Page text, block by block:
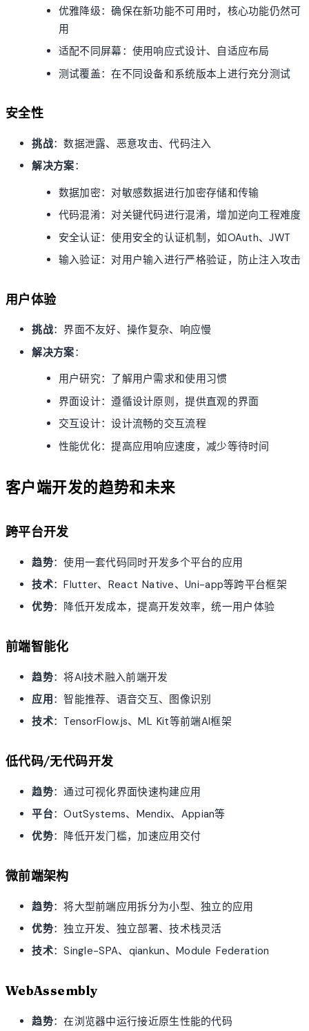
优雅降级：确保在新功能不可用时，核心功能仍然可
用
适配不同屏幕：使用响应式设计、自适应布局
测试覆盖：在不同设备和系统版本上进行充分测试
安全性
挑战：数据泄露、恶意攻击、代码注入
解决方案：
数据加密：对敏感数据进行加密存储和传输
代码混淆：对关键代码进行混淆，增加逆向工程难度
安全认证：使用安全的认证机制，如OAuth、JWT
输入验证：对用户输入进行严格验证，防止注入攻击
用户体验
挑战：界面不友好、操作复杂、响应慢
解决方案：
用户研究：了解用户需求和使用习惯
界面设计：遵循设计原则，提供直观的界面
交互设计：设计流畅的交互流程
性能优化：提高应用响应速度，减少等待时间
客户端开发的趋势和未来
跨平台开发
趋势：使用一套代码同时开发多个平台的应用
技术：Flutter、React Native、Uni-app等跨平台框架
优势：降低开发成本，提高开发效率，统一用户体验
前端智能化
趋势：将AI技术融入前端开发
应用：智能推荐、语音交互、图像识别
技术：TensorFlow.js、ML Kit等前端AI框架
低代码/无代码开发
趋势：通过可视化界面快速构建应用
平台：OutSystems、Mendix、Appian等
优势：降低开发门槛，加速应用交付
微前端架构
趋势：将大型前端应用拆分为小型、独立的应用
优势：独立开发、独立部署、技术栈灵活
技术：Single-SPA、qiankun、Module Federation
WebAssembly
趋势：在浏览器中运行接近原生性能的代码